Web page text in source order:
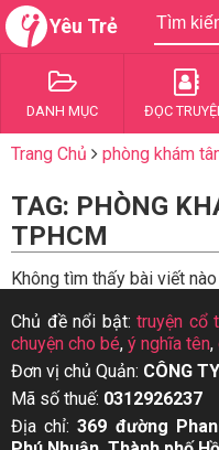
Yêu Trẻ
DANH MỤC ĐỌC
Trang Chủ phòng khám
TAG: PHÒNG
TPHCM
Không tìm thấy bài viết nào
Chủ đề nổi bật:truyện cổ
chuyện cho bé, ý nghĩa tên,
Đơn vị chủ Quản: CÔNG
Mã số thuế: 0312926237
Địa chỉ:369 đường